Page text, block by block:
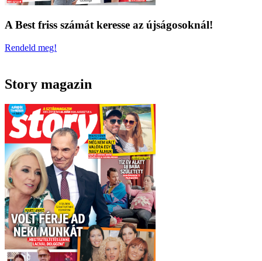
A Best friss számát keresse az újságosoknál!
Rendeld meg!
Story magazin